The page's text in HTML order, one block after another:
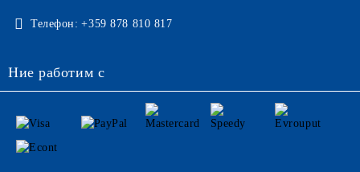
Телефон: +359 878 810 817
Ние работим с